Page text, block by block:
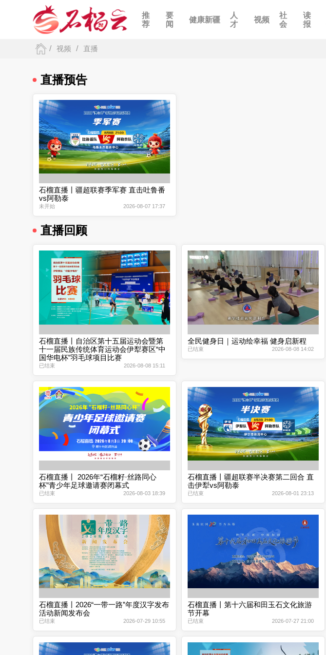
推
荐
要
闻
健康新疆
人
才
视频
社
会
读
报
/ 视频 / 直播
直播预告
石榴直播丨疆超联赛季军赛 直击吐鲁番
vs阿勒泰
未开始 2026-08-07 17:37
直播回顾
石榴直播丨自治区第十五届运动会暨第
十一届民族传统体育运动会伊犁赛区“中
国华电杯”羽毛球项目比赛
已结束 2026-08-08 15:11
全民健身日｜运动绘幸福 健身启新程
已结束 2026-08-08 14:02
石榴直播丨 2026年“石榴籽·丝路同心
杯”青少年足球邀请赛闭幕式
已结束 2026-08-03 18:39
石榴直播丨疆超联赛半决赛第二回合 直
击伊犁vs阿勒泰
已结束 2026-08-01 23:13
石榴直播丨2026“一带一路”年度汉字发布
活动新闻发布会
已结束 2026-07-29 10:55
石榴直播丨第十六届和田玉石文化旅游
节开幕
已结束 2026-07-27 21:00